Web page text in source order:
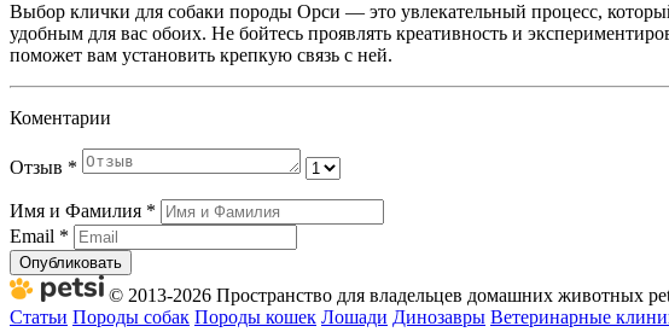
Выбор клички для собаки породы Орси — это увлекательный процесс,
удобным для вас обоих. Не бойтесь проявлять креативность и
поможет вам установить крепкую связь с ней.
Коментарии
Отзыв *
Имя и Фамилия *
Email *
Опубликовать
© 2013-2026 Пространство для владельцев домашних животных
Статьи Породы собак Породы кошек Лошади Динозавры Ветеринарные